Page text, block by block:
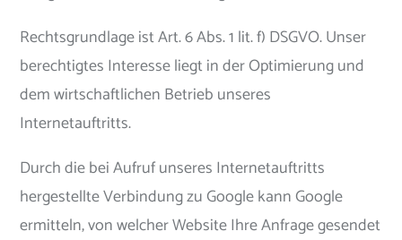
Rechtsgrundlage ist Art. 6 Abs. 1 lit. f) DSGVO. Unser
berechtigtes Interesse liegt in der Optimierung und
dem wirtschaftlichen Betrieb unseres
Internetauftritts.
Durch die bei Aufruf unseres Internetauftritts
hergestellte Verbindung zu Google kann Google
ermitteln, von welcher Website Ihre Anfrage gesendet